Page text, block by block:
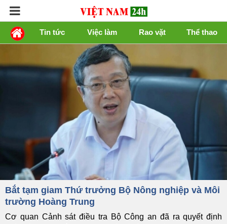
Tin tức Việc làm Rao vặt Thể thao
Bắt tạm giam Thứ trưởng Bộ Nông nghiệp và Môi
trường Hoàng Trung
Cơ quan Cảnh sát điều tra Bộ Công an đã ra quyết định